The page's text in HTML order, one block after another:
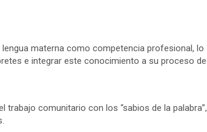
materna como competencia profesional, lo
e integrar este conocimiento a su proceso de
comunitario con los “sabios de la palabra”,